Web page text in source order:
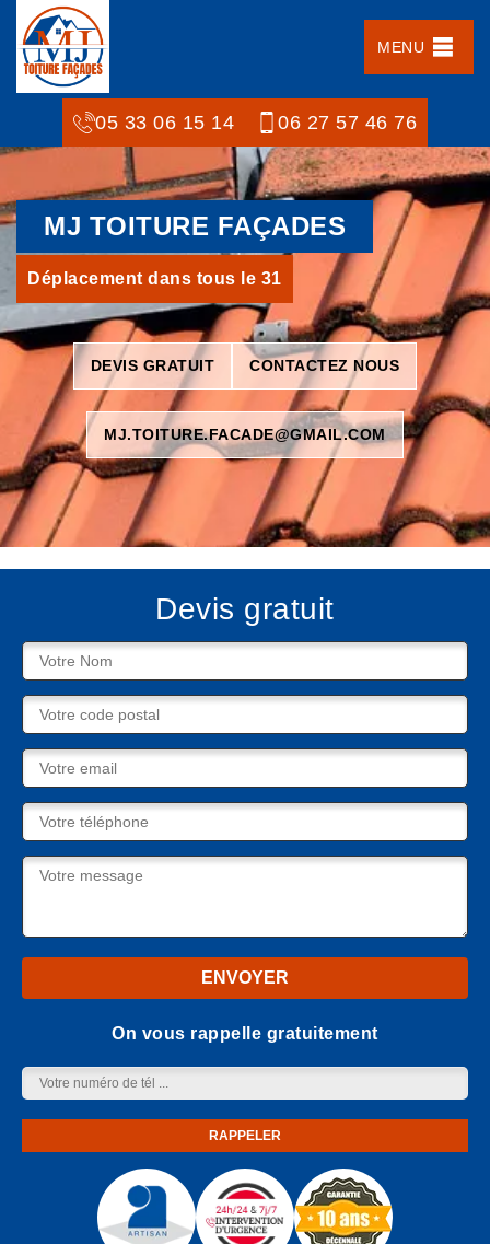
MENU
05 33 06 15 14 06 27 57 46 76
MJ TOITURE FAÇADES
Déplacement dans tous le 31
DEVIS GRATUIT CONTACTEZ NOUS
MJ.TOITURE.FACADE@GMAIL.COM
Devis gratuit
On vous rappelle gratuitement